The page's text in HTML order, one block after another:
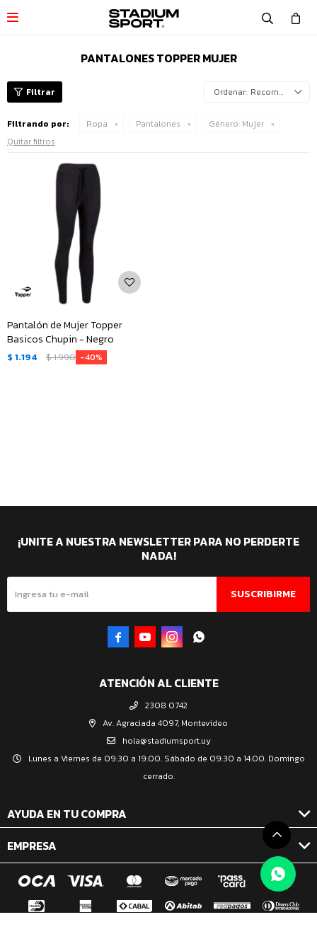

PANTALONES TOPPER MUJER
Recomendados
Filtrando por: Ropa Pantalones Género: Mujer
Quitar filtros
Pantalón de Mujer Topper
Basicos Chupin - Negro
$ 1.194 $1.990 40
ATENCIÓN AL CLIENTE
2308 0742
Av. Agraciada 4097, Montevideo
hola@stadiumsport.uy
Lunes a Viernes de 09:30 a 19:00. Sábado de 09:30 a 14:00. Domingo
cerrado.
AYUDA EN TU COMPRA
EMPRESA
¡UNITE A NUESTRA NEWSLETTER PARA NO PERDERTE
NADA!
SUSCRIBIRME
   